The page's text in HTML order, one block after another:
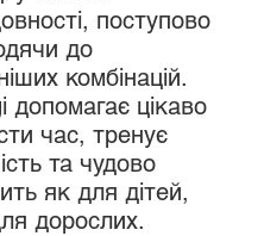
поступово
до
комбінацій.
допомагає цікаво
час, тренує
та чудово
як для дітей,
дорослих.